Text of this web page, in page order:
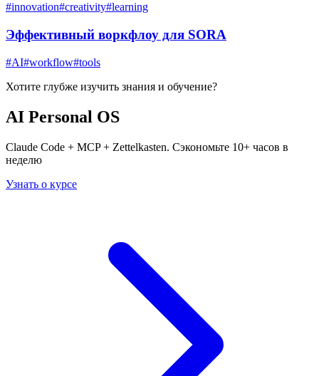
#innovation#creativity#learning
Эффективный воркфлоу для SORA
#AI#workflow#tools
Хотите глубже изучить знания и обучение?
AI Personal OS
Claude Code + MCP + Zettelkasten. Сэкономьте 10+ часов в
неделю
Узнать о курсе